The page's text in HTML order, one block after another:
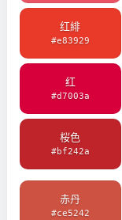
红緋
#e83929
红
#d7003a
桜色
#bf242a
赤丹
#ce5242